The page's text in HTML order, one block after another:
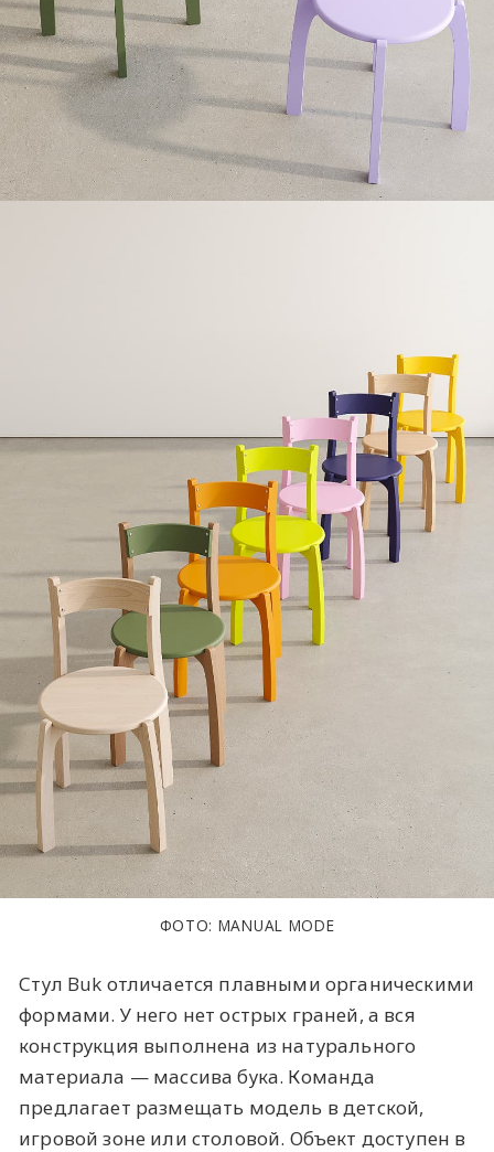
ФОТО: MANUAL MODE
Стул Buk отличается плавными органическими
формами. У него нет острых граней, а вся
конструкция выполнена из натурального
материала — массива бука. Команда
предлагает размещать модель в детской,
игровой зоне или столовой. Объект доступен в